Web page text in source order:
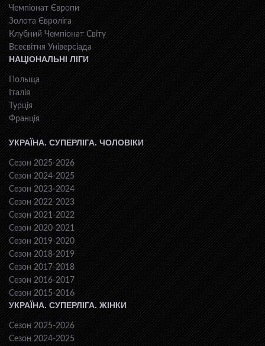
Чемпіонат Європи
Золота Євроліга
Клубний Чемпіонат Світу
Всесвiтня Унiверсiaда
НАЦІОНАЛЬНІ ЛІГИ
Польща
Італія
Турція
Франція
УКРАЇНА. СУПЕРЛІГА. ЧОЛОВІКИ
Сезон 2025-2026
Сезон 2024-2025
Сезон 2023-2024
Сезон 2022-2023
Сезон 2021-2022
Сезон 2020-2021
Сезон 2019-2020
Сезон 2018-2019
Сезон 2017-2018
Сезон 2016-2017
Сезон 2015-2016
УКРАЇНА. СУПЕРЛІГА. ЖІНКИ
Сезон 2025-2026
Сезон 2024-2025